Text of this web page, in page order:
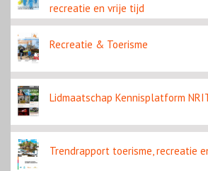
recreatie en vrije tijd
Recreatie & Toerisme
Lidmaatschap Kennisplatform
Trendrapport toerisme, recreatie